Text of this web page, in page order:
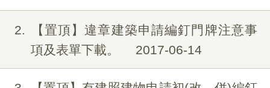
2
【置頂】違章建築申請編釘門牌注意事
項及表單下載。
2017-06-14